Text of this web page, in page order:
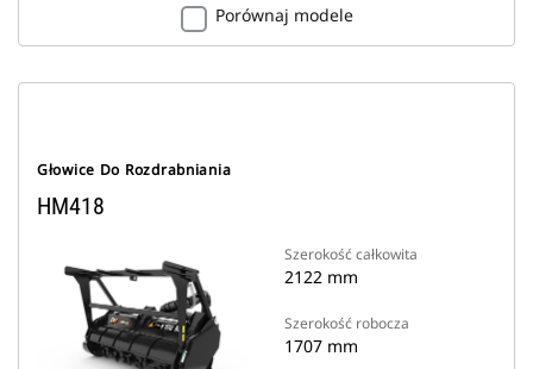
Porównaj modele
Głowice Do Rozdrabniania
HM418
Szerokość całkowita
2122 mm
Szerokość robocza
1707 mm